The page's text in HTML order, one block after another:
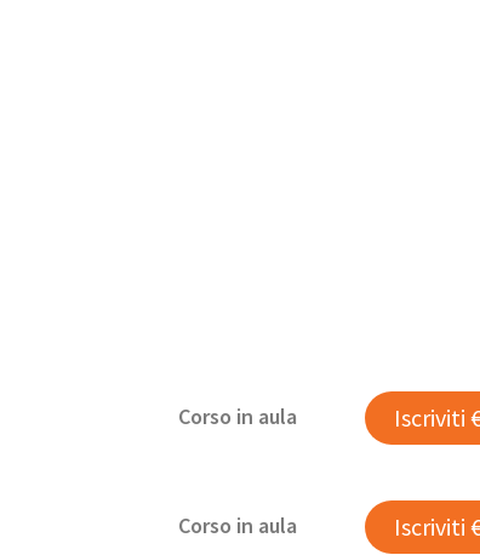
Corso in aula Iscriviti
Corso in aula Iscriviti